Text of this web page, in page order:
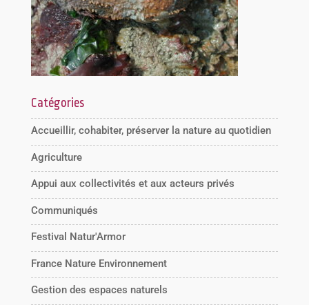
Catégories
Accueillir, cohabiter, préserver la nature au quotidien
Agriculture
Appui aux collectivités et aux acteurs privés
Communiqués
Festival Natur'Armor
France Nature Environnement
Gestion des espaces naturels